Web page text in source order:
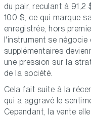
du pair, reculant à
100 $, ce qui marque
enregistrée, hors
l'instrument se
supplémentaires
une pression sur la
de la société.
Cela fait suite à la
qui a aggravé le
Cependant, la vente